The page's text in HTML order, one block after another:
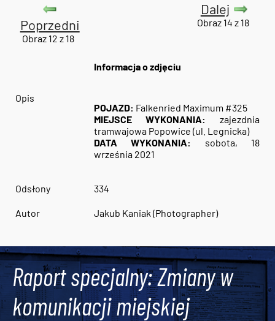
Poprzedni
Obraz 12 z 18
Dalej
Obraz 14 z 18
Informacja o zdjęciu
Opis
POJAZD: Falkenried Maximum #325
MIEJSCE WYKONANIA:
zajezdnia
tramwajowa Popowice (ul. Legnicka)
DATA WYKONANIA:
sobota, 18
września 2021
Odsłony 334
Autor Jakub Kaniak (Photographer)
Raport specjalny: Zmiany w
komunikacji miejskiej